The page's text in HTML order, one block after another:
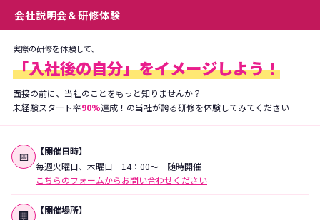
会社説明会＆研修体験
実際の研修を体験して、
「入社後の自分」をイメージしよう！
面接の前に、当社のことをもっと知りませんか？
未経験スタート率90%達成！の当社が誇る研修を体験してみてください
📅
【開催日時】
毎週火曜日、木曜日 14：00〜 随時開催
こちらのフォームからお問い合わせください
🏢
【開催場所】